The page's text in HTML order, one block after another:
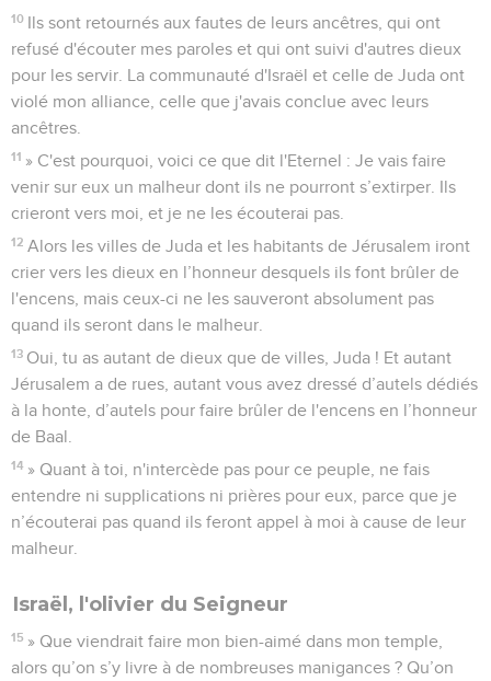
10 Ils sont retournés aux fautes de leurs ancêtres, qui ont
refusé d'écouter mes paroles et qui ont suivi d'autres dieux
pour les servir. La communauté d'Israël et celle de Juda ont
violé mon alliance, celle que j'avais conclue avec leurs
ancêtres.
11 » C'est pourquoi, voici ce que dit l'Eternel : Je vais faire
venir sur eux un malheur dont ils ne pourront s’extirper. Ils
crieront vers moi, et je ne les écouterai pas.
12 Alors les villes de Juda et les habitants de Jérusalem iront
crier vers les dieux en l’honneur desquels ils font brûler de
l'encens, mais ceux-ci ne les sauveront absolument pas
quand ils seront dans le malheur.
13 Oui, tu as autant de dieux que de villes, Juda ! Et autant
Jérusalem a de rues, autant vous avez dressé d’autels dédiés
à la honte, d’autels pour faire brûler de l'encens en l’honneur
de Baal.
14 » Quant à toi, n'intercède pas pour ce peuple, ne fais
entendre ni supplications ni prières pour eux, parce que je
n’écouterai pas quand ils feront appel à moi à cause de leur
malheur.
Israël, l'olivier du Seigneur
15 » Que viendrait faire mon bien-aimé dans mon temple,
alors qu’on s’y livre à de nombreuses manigances ? Qu’on